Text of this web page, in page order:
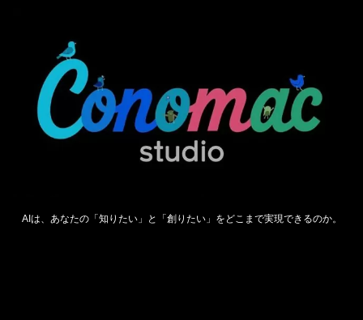
AIは、あなたの「知りたい」と「創りたい」をどこまで実現できるのか。